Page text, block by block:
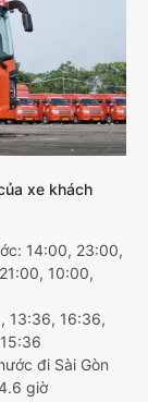
xe khách
14:00, 23:00,
10:00,
13:36, 16:36,
đi Sài Gòn
giờ